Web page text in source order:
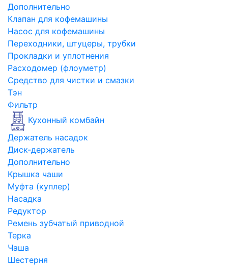
Дополнительно
Клапан для кофемашины
Насос для кофемашины
Переходники, штуцеры, трубки
Прокладки и уплотнения
Расходомер (флоуметр)
Средство для чистки и смазки
Тэн
Фильтр
Кухонный комбайн
Держатель насадок
Диск-держатель
Дополнительно
Крышка чаши
Муфта (куплер)
Насадка
Редуктор
Ремень зубчатый приводной
Терка
Чаша
Шестерня